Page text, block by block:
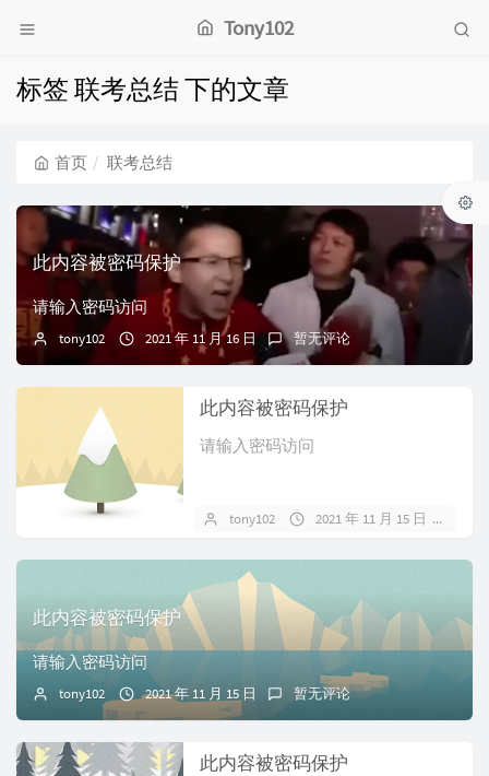
Tony102
标签 联考总结 下的文章
首页 联考总结
此内容被密码保护
请输入密码访问
tony102 2021 年 11 月 16 日 暂无评论
此内容被密码保护
请输入密码访问
tony102 2021 年 11 月 15 日
此内容被密码保护
请输入密码访问
tony102 2021 年 11 月 15 日 暂无评论
此内容被密码保护